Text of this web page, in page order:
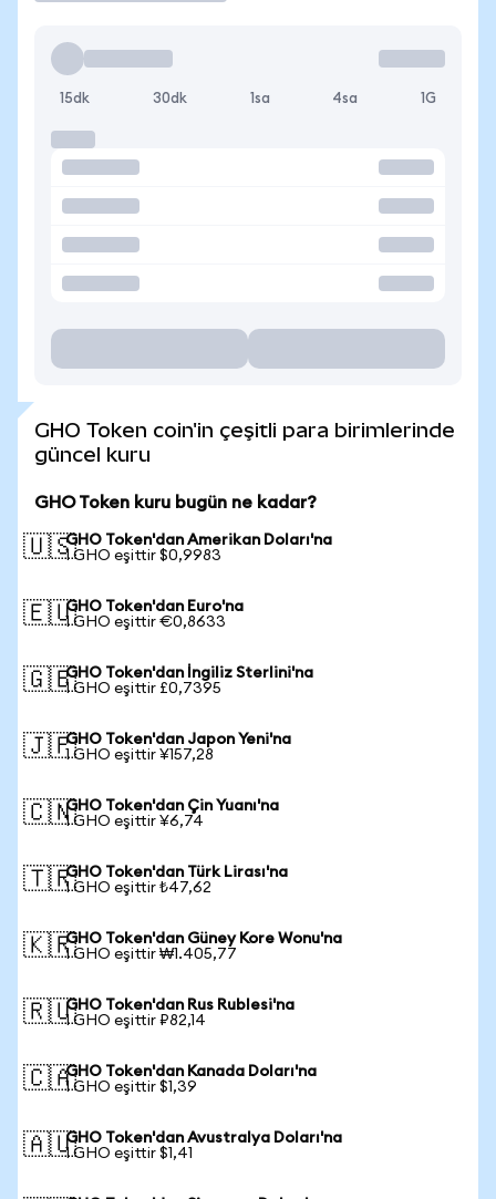
15dk 30dk 1sa 4sa 1G
GHO Token coin'in çeşitli para birimlerinde
güncel kuru
GHO Token kuru bugün ne kadar?
🇺🇸GHO Token'dan Amerikan Doları'na
1 GHO eşittir $0,9983
🇪🇺GHO Token'dan Euro'na
1 GHO eşittir €0,8633
🇬🇧GHO Token'dan İngiliz Sterlini'na
1 GHO eşittir £0,7395
🇯🇵GHO Token'dan Japon Yeni'na
1 GHO eşittir ¥157,28
🇨🇳GHO Token'dan Çin Yuanı'na
1 GHO eşittir ¥6,74
🇹🇷GHO Token'dan Türk Lirası'na
1 GHO eşittir ₺47,62
🇰🇷GHO Token'dan Güney Kore Wonu'na
1 GHO eşittir ₩1.405,77
🇷🇺GHO Token'dan Rus Rublesi'na
1 GHO eşittir ₽82,14
🇨🇦GHO Token'dan Kanada Doları'na
1 GHO eşittir $1,39
🇦🇺GHO Token'dan Avustralya Doları'na
1 GHO eşittir $1,41